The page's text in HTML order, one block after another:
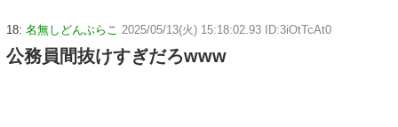
18: 名無しどんぶらこ 2025/05/13(火) 15:18:02.93 ID:3iOtTcAt0
公務員間抜けすぎだろwww